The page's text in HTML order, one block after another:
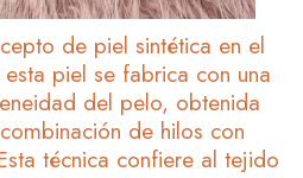
de piel sintética en el
piel se fabrica con una
del pelo, obtenida
de hilos con
técnica confiere al tejido